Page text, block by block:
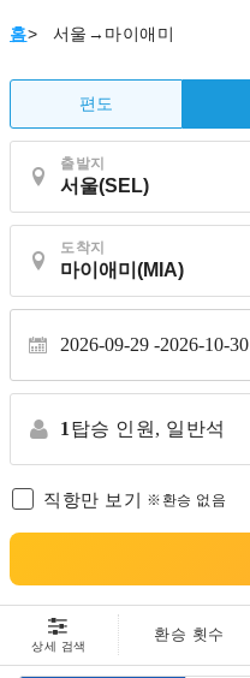
홈> 서울→마이애미
편도
출발지
도착지
2026-09-29 2026-10-30
1 탑승 인원, 일반석
직항만 보기 ※환승 없음
상세 검색
환승 횟수